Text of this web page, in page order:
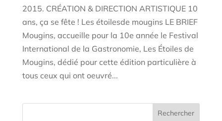
2015. CRÉATION & DIRECTION ARTISTIQUE 10
ans, ça se fête ! Les étoilesde mougins LE BRIEF
Mougins, accueille pour la 10e année le Festival
International de la Gastronomie, Les Étoiles de
Mougins, dédié pour cette édition particulière à
tous ceux qui ont oeuvré...